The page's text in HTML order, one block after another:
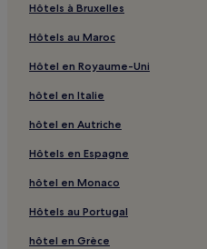
Gare de Blumberg-Rehhahn
Station S-Bahn Birkenstein :
Gare de Blumberg : hôtels à
Zerpenschleuse : hôtels
Multicenter Vogelsdorf :
Multicenter Vogelsdorf :
Multicenter Vogelsdorf :
Bötzow : hôtels
Plage du Lac Wandlitz : hôtels
Hôtels à Bruxelles
Hôtels au Maroc
Hôtel en Royaume-Uni
hôtel en Italie
hôtel en Autriche
Hôtels en Espagne
hôtel en Monaco
Hôtels au Portugal
hôtel en Grèce